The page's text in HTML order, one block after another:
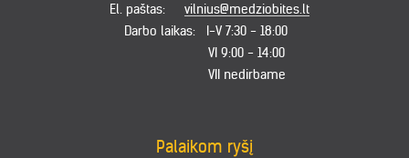
El. paštas:
vilnius@medziobites.lt
Darbo laikas:
I-V 7:30 - 18:00
VI 9:00 - 14:00
VII nedirbame
Palaikom ryšį